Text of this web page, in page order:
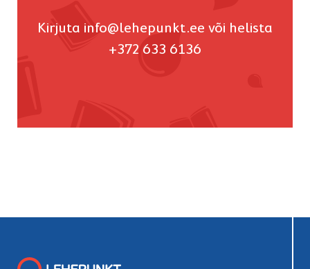
Kirjuta info@lehepunkt.ee või helista
+372 633 6136